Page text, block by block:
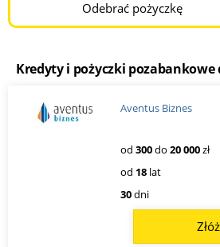
finansowania. Wybierz optymalną dla
i wypełnij wniosek online. Otrzymaj
Odebrać pożyczkęMenu
Burger
Kredyty i pożyczki
Aventus Biznes
od 300do 20 000zł
od 18 lat
30dni